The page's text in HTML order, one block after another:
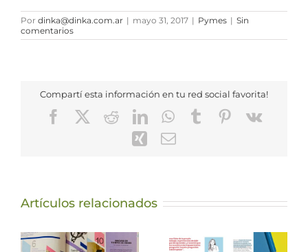
Por dinka@dinka.com.ar | mayo 31, 2017 | Pymes | Sin
comentarios
Compartí esta información en tu red social favorita!
FacebookRedditLinkedInWhatsApp
TumblrPinterest
Vk
XingCorreo
Artículos relacionados